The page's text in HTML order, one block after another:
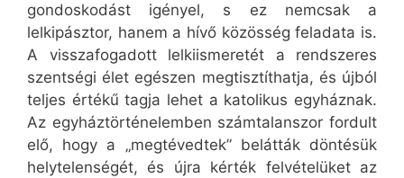
gondoskodást igényel, s ez nemcsak a
lelkipásztor, hanem a hívő közösség feladata is.
A visszafogadott lelkiismeretét a rendszeres
szentségi élet egészen megtisztíthatja, és újból
teljes értékű tagja lehet a katolikus egyháznak.
Az egyháztörténelemben számtalanszor fordult
elő, hogy a „megtévedtek” belátták döntésük
helytelenségét, és újra kérték felvételüket az